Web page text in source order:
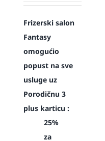
Frizerski salon
Fantasy
omogućio
popust na sve
usluge uz
Porodičnu 3
plus karticu :
25%
za